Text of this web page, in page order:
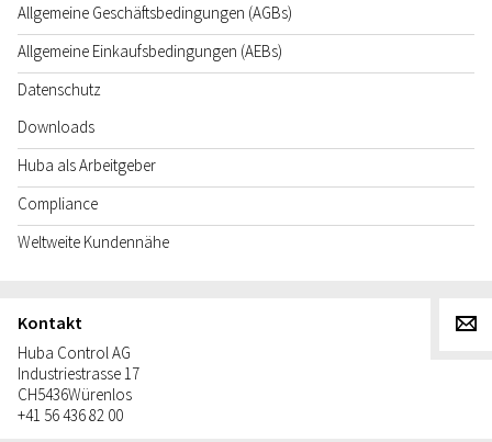
Allgemeine Geschäftsbedingungen (AGBs)
Allgemeine Einkaufsbedingungen (AEBs)
Datenschutz
Downloads
Huba als Arbeitgeber
Compliance
Weltweite Kundennähe
Kontakt
Huba Control AG
Industriestrasse 17
CH5436Würenlos
+41 56 436 82 00
g